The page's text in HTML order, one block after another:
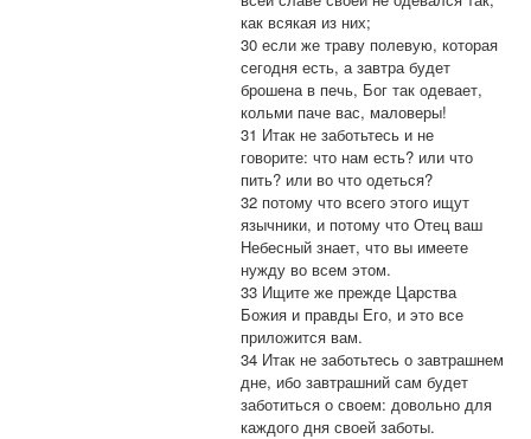
как всякая из них;
30 если же траву полевую, которая
сегодня есть, а завтра будет
брошена в печь, Бог так одевает,
кольми паче вас, маловеры!
31 Итак не заботьтесь и не
говорите: что нам есть? или что
пить? или во что одеться?
32 потому что всего этого ищут
язычники, и потому что Отец ваш
Небесный знает, что вы имеете
нужду во всем этом.
33 Ищите же прежде Царства
Божия и правды Его, и это все
приложится вам.
34 Итак не заботьтесь о завтрашнем
дне, ибо завтрашний сам будет
заботиться о своем: довольно для
каждого дня своей заботы.